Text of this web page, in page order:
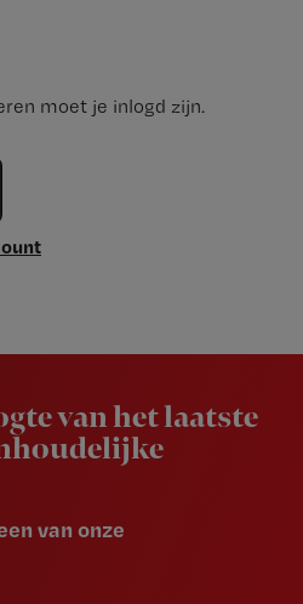
moet je inlogd zijn.
van het laatste
van onze